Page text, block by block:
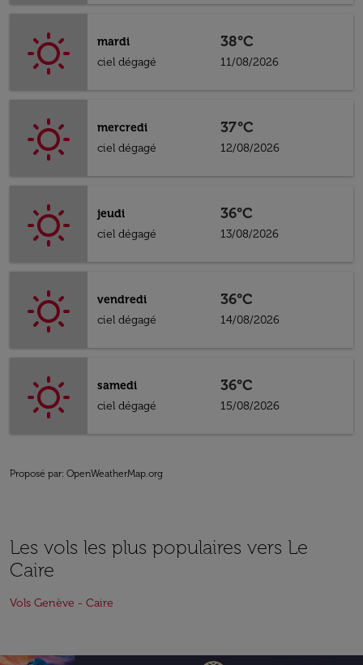
mardi
ciel dégagé
38°C
11/08/2026
mercredi
ciel dégagé
37°C
12/08/2026
jeudi
ciel dégagé
36°C
13/08/2026
vendredi
ciel dégagé
36°C
14/08/2026
samedi
ciel dégagé
36°C
15/08/2026
Proposé par: OpenWeatherMap.org
Les vols les plus populaires vers Le
Caire
Vols Genève - Caire